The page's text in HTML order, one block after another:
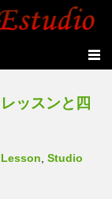
ッスンと四
Lesson ,Studio